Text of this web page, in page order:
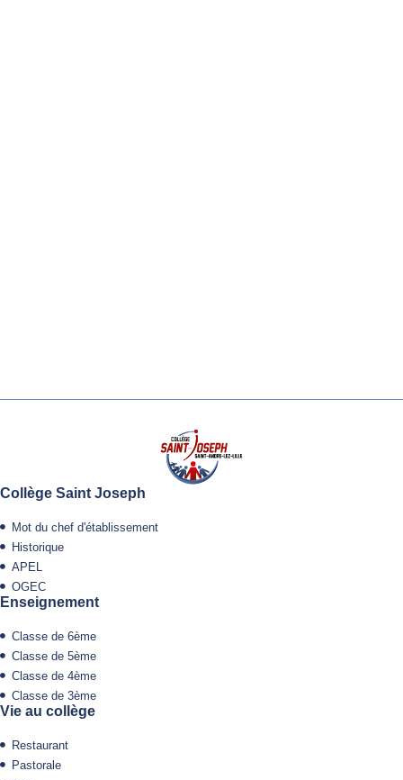
Collège Saint Joseph
Mot du chef d'établissement
Historique
APEL
OGEC
Enseignement
Classe de 6ème
Classe de 5ème
Classe de 4ème
Classe de 3ème
Vie au collège
Restaurant
Pastorale